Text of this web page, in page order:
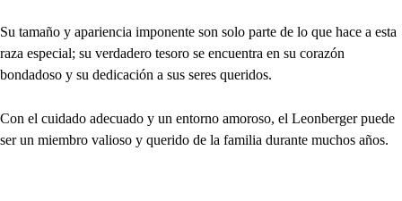
Su tamaño y apariencia imponente son solo parte de lo que hace a esta
raza especial; su verdadero tesoro se encuentra en su corazón
bondadoso y su dedicación a sus seres queridos.
Con el cuidado adecuado y un entorno amoroso, el Leonberger puede
ser un miembro valioso y querido de la familia durante muchos años.